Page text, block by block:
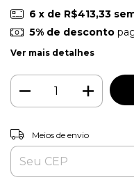
6 x de R$413,33
5% de desconto
Ver mais detalhes
Entregas para o CEP:
Meios de envio